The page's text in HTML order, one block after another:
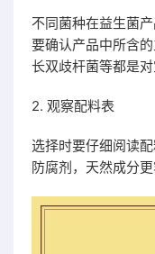
不同菌种在益生菌
要确认产品中所含
长双歧杆菌等都是对
2. 观察配料表
选择时要仔细阅读
防腐剂，天然成分